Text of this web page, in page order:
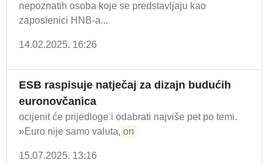
nepoznatih osoba koje se predstavljaju kao
zaposlenici HNB-a...
14.02.2025. 16:26
ESB raspisuje natječaj za dizajn budućih
euronovčanica
ocijenit će prijedloge i odabrati najviše pet po temi.
»Euro nije samo valuta, on
15.07.2025. 13:16